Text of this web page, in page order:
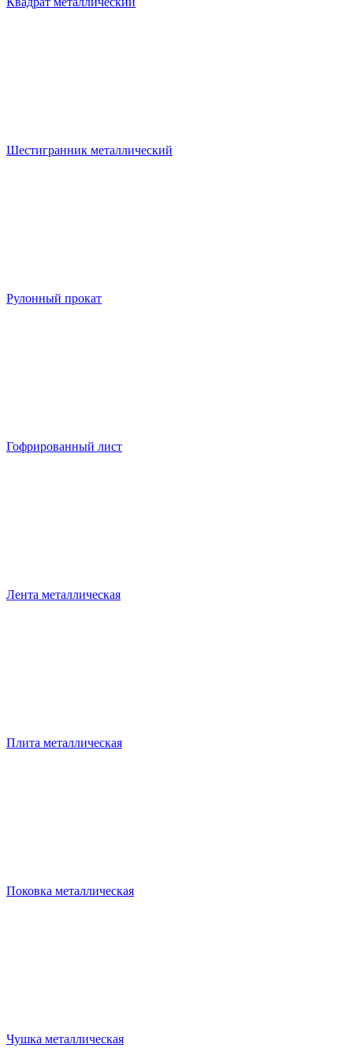
Шестигранник металлический
Рулонный прокат
Гофрированный лист
Лента металлическая
Плита металлическая
Поковка металлическая
Чушка металлическая